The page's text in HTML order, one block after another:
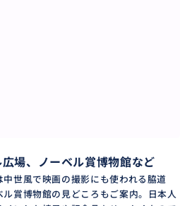
場、ノーベル賞博物館など
中世風で映画の撮影にも使われる脇道
ル賞博物館の見どころもご案内。日本人